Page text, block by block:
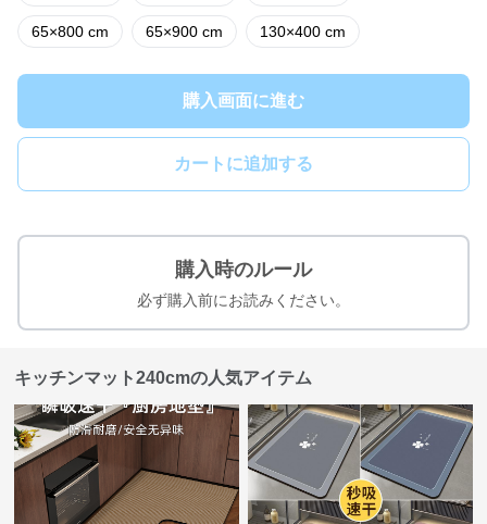
65×800 cm 65×900 cm 130×400 cm
購入画面に進む
カートに追加する
購入時のルール
必ず購入前にお読みください。
キッチンマット240cmの人気アイテム